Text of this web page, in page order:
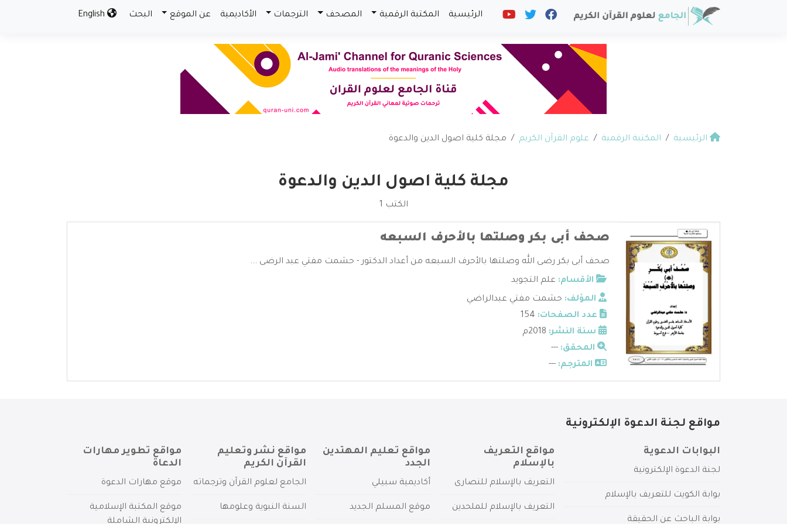
الرئيسية المكتبة الرقمية المصحف الترجمات الأكاديمية عن الموقع البحث
الرئيسية المكتبة الرقمية علوم القرآن الكريم مجلة كلية اصول الدين والدعوة
مجلة كلية اصول الدين والدعوة
الكتب 1
صحف أبى بكر وصلتها بالأحرف السبعه
صحف أبى بكر رضى الله وصلتها بالأحرف السبعه من أعداد الدكتور - حشمت مفتي عبد الرضى ...
الأقسام: علم التجويد
المؤلف: حشمت مفتي عبدالراضي
عدد الصفحات:
سنة النشر:
المحقق: ---
المترجم: ---
مواقع لجنة الدعوة الإلكترونية
البوابات الدعوية
لجنة الدعوة الإلكترونية
بوابة الكويت للتعريف بالإسلام
بوابة الباحث عن الحقيقة
مواقع التعريف
بالإسلام
التعريف بالإسلام للنصارى
التعريف بالإسلام للملحدين
مواقع تعليم المهتدين
الجدد
أكاديمية سبيلي
موقع المسلم الجديد
مواقع نشر وتعليم
القرآن الكريم
الجامع لعلوم القرآن وترجماته
السنة النبوية وعلومها
مواقع تطوير مهارات
الدعاة
موقع مهارات الدعوة
موقع المكتبة الإسلامية
الإلكترونية الشاملة